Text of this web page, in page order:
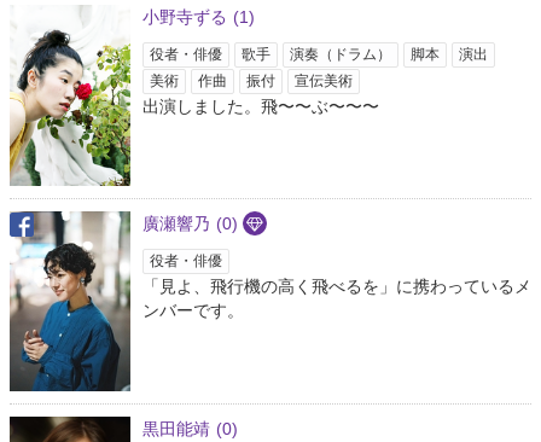
気に入り。とりあえ…https://t.co/R4PTIjsxoz
7年以上前
難波なう
@KkohNau
「見よ、飛行機の高く飛べるを」終演後とある知り合いが「可愛かったよ！
ハリウッドザコシショウみたいだった！」と言われ、その後誰も信じられな
くなった。https://t.co/9JQetfROBr #木村菜摘 #紅葉橋 #ふじわらみほ #バク
ステ
#小磯一斉 #七本の色鉛筆
トゥギャッター公式
@togetter_jp
「ことのはbox 第9回公演『見よ、飛行機の高く飛べるを』」
https://t.co/OpY4EGjxUD
小野寺ずる (1)
役者・俳優 歌手 演奏（ドラム） 脚本
演出
美術
作曲 振付 宣伝美術
出演しました。飛〜〜ぶ〜〜〜
廣瀬響乃 (0)
役者・俳優
「見よ、飛行機の高く飛べるを」に携わっているメ
ンバーです。
黒田能靖 (0)